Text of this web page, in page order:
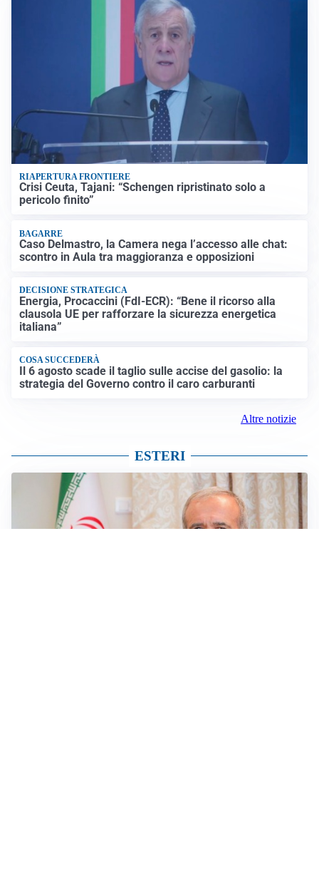
RIAPERTURA FRONTIERE
Crisi Ceuta, Tajani: “Schengen ripristinato solo a
pericolo finito”
BAGARRE
Caso Delmastro, la Camera nega l’accesso alle chat:
scontro in Aula tra maggioranza e opposizioni
DECISIONE STRATEGICA
Energia, Procaccini (FdI-ECR): “Bene il ricorso alla
clausola UE per rafforzare la sicurezza energetica
italiana”
COSA SUCCEDERÀ
Il 6 agosto scade il taglio sulle accise del gasolio: la
strategia del Governo contro il caro carburanti
Altre notizie
ESTERI